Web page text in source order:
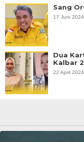
Sang
17 Juni
Dua
Kalbar
22 April